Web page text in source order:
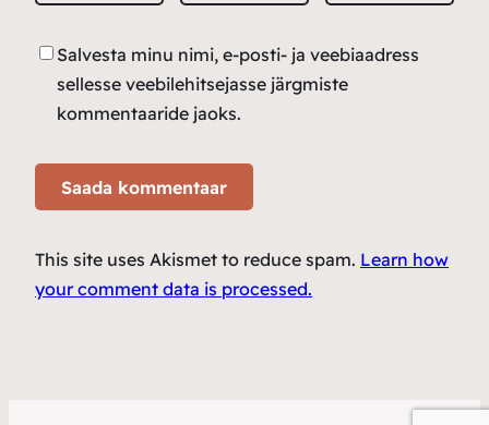
Salvesta minu nimi, e-posti- ja veebiaadress
sellesse veebilehitsejasse järgmiste
kommentaaride jaoks.
This site uses Akismet to reduce spam. Learn how
your comment data is processed.